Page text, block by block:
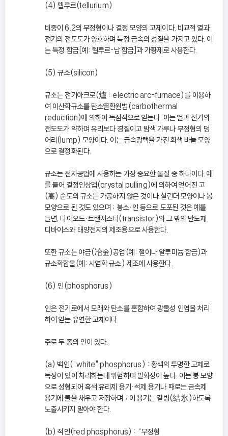
(4) 텔루르(tellurium)
비중이 6.2의 무정형이나 결정 모양의 고체이다. 비교적 열과
전기의 전도도가 양호하며 특정 금속의 성질을 가지고 있다. 이
는 특정 합금[예: 텔루르-납 합금]과 가황제로 사용한다.
(5) 규소(silicon)
규소는 전기아크로(爐 : electric arc-furnace)를 이용하
여 이산화규소를 탄소열환원법(carbothermal
reduction)에 의하여 독점적으로 얻는다. 이는 열과 전기의
전도도가 약하며 유리보다 경질이고 밤색 가루나 부정형의 덩
어리(lump) 모양이다. 이는 금속광택을 가진 회색 바늘 모양
으로 결정화된다.
규소는 전자공업에 사용하는 가장 중요한 물질 중 하나이다. 예
를 들어 결정인상법(crystal pulling)에 의하여 얻어진 고
(高) 순도의 규소는 가공하지 않은 것이나 실린더 모양이나 봉
모양으로 된 것도 있으며 ; 붕소ㆍ인 등으로 도포된 것은 예를
들면, 다이오드ㆍ트랜지스터(transistor)와 그 밖의 반도체
디바이스와 태양전지의 제조용으로 사용한다.
또한 규소는 야금(冶金)공업(예: 철이나 알루미늄 합금)과
규소화합물(예: 사염화 규소) 제조에 사용한다.
(6) 인(phosphorus)
인은 전기로에서 모래와 탄소를 혼합하여 광물성 인염을 처리
하여 얻는 유연한 고체이다.
주로 두 종의 인이 있다.
(a) 백인(“white" phosphorus) : 황색의 투명한 고체로
독성이 있어 처리하는데 위험하며 발화성이 높다. 이는 봉 모양
으로 성형되어 흑색 유리제 용기ㆍ석제 용기나 때로는 금속제
용기에 물을 채우고 저장하며 ; 이 용기는 결빙(結氷)하도록
노출시키지 말아야 한다.
(b) 적인(red phosphorus) : “무정형